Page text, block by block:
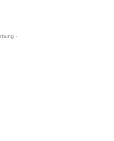
-